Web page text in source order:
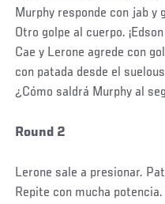
Murphy responde con jab y
Otro golpe al cuerpo.
Cae y Lerone agrede con
con patada desde el
¿Cómo saldrá Murphy al
Round 2
Lerone sale a presionar.
Repite con mucha potencia.